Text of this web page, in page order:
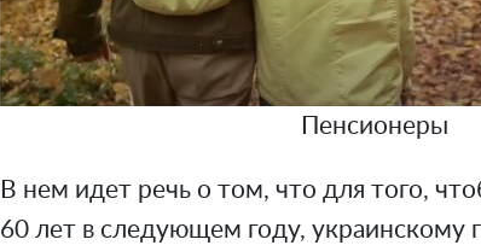
Пенсионеры
В нем идет речь о том, что для того,
60 лет в следующем году, украинскому